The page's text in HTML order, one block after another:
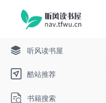
听风读书屋
酷站推荐
书籍搜索